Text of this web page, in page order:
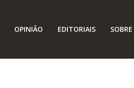
OPINIÃO EDITORIAIS SOBRE